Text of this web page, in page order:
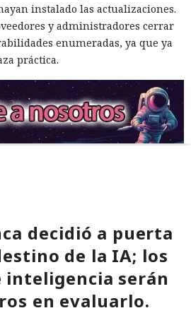
instalado las actualizaciones.
y administradores cerrar
enumeradas, ya que ya
práctica.
decidió a puerta
de la IA; los
inteligencia serán
en evaluarlo.